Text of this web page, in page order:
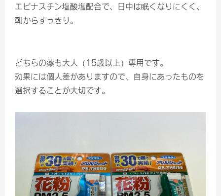
エピナスチン塩酸塩配合で、日中は眠くなりにくく、
朝からすっきり。
どちらの薬も大人（15歳以上）専用です。
効果には個人差がありますので、自身にあったものを
選択することが大切です。